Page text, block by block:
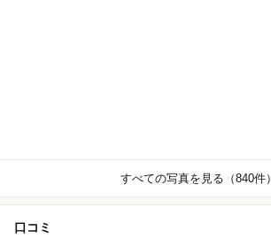
すべての写真を見る（840件）
口コミ